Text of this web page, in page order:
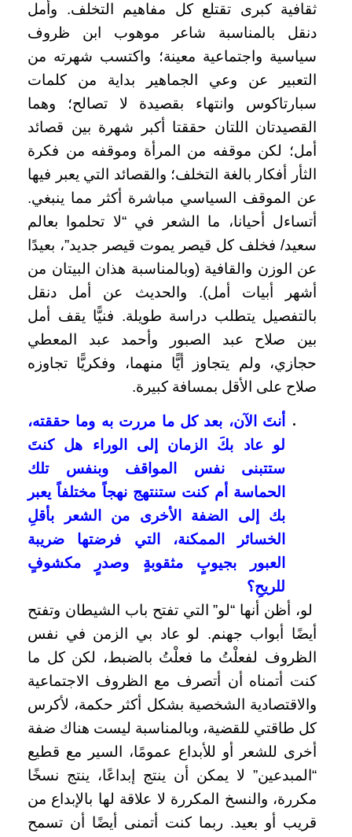
ثقافية كبرى تقتلع كل مفاهيم التخلف. وأمل
دنقل بالمناسبة شاعر موهوب ابن ظروف
سياسية واجتماعية معينة؛ واكتسب شهرته من
التعبير عن وعي الجماهير بداية من كلمات
سبارتاكوس وانتهاء بقصيدة لا تصالح؛ وهما
القصيدتان اللتان حققتا أكبر شهرة بين قصائد
أمل؛ لكن موقفه من المرأة وموقفه من فكرة
الثأر أفكار بالغة التخلف؛ والقصائد التي يعبر فيها
عن الموقف السياسي مباشرة أكثر مما ينبغي.
أتساءل أحيانا، ما الشعر في “لا تحلموا بعالم
سعيد/ فخلف كل قيصر يموت قيصر جديد”، بعيدًا
عن الوزن والقافية (وبالمناسبة هذان البيتان من
أشهر أبيات أمل). والحديث عن أمل دنقل
بالتفصيل يتطلب دراسة طويلة. فنيًّا يقف أمل
بين صلاح عبد الصبور وأحمد عبد المعطي
حجازي، ولم يتجاوز أيًّا منهما، وفكريًّا تجاوزه
صلاح على الأقل بمسافة كبيرة.
أنتَ الآن، بعد كل ما مررت به وما حققته،
لو عاد بكَ الزمان إلى الوراء هل كنتَ
ستتبنى نفس المواقف وبنفس تلك
الحماسة أم كنت ستنتهج نهجاً مختلفاً يعبر
بك إلى الضفة الأخرى من الشعر بأقلِ
الخسائر الممكنة، التي فرضتها ضريبة
العبور بجيوبٍ مثقوبةٍ وصدرٍ مكشوفٍ
للريحِ؟
لو، أظن أنها “لو” التي تفتح باب الشيطان وتفتح
أيضًا أبواب جهنم. لو عاد بي الزمن في نفس
الظروف لفعلْتُ ما فعلْتُ بالضبط، لكن كل ما
كنت أتمناه أن أتصرف مع الظروف الاجتماعية
والاقتصادية الشخصية بشكل أكثر حكمة، لأكرس
كل طاقتي للقضية، وبالمناسبة ليست هناك ضفة
أخرى للشعر أو للأبداع عمومًا، السير مع قطيع
“المبدعين” لا يمكن أن ينتج إبداعًا، ينتج نسخًا
مكررة، والنسخ المكررة لا علاقة لها بالإبداع من
قريب أو بعيد. ربما كنت أتمنى أيضًا أن تسمح